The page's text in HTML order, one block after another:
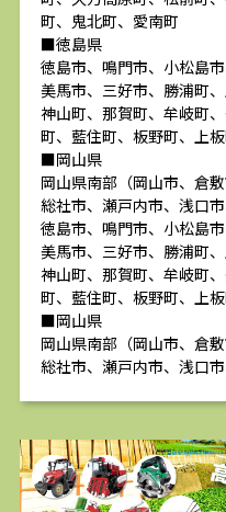
町、鬼北町、愛南町
■徳島県
徳島市、鳴門市、小松島
美馬市、三好市、勝浦町
神山町、那賀町、牟岐町
町、藍住町、板野町、上
■岡山県
岡山県南部（岡山市、倉
総社市、瀬戸内市、浅口
徳島市、鳴門市、小松島
美馬市、三好市、勝浦町
神山町、那賀町、牟岐町
町、藍住町、板野町、上
■岡山県
岡山県南部（岡山市、倉
総社市、瀬戸内市、浅口